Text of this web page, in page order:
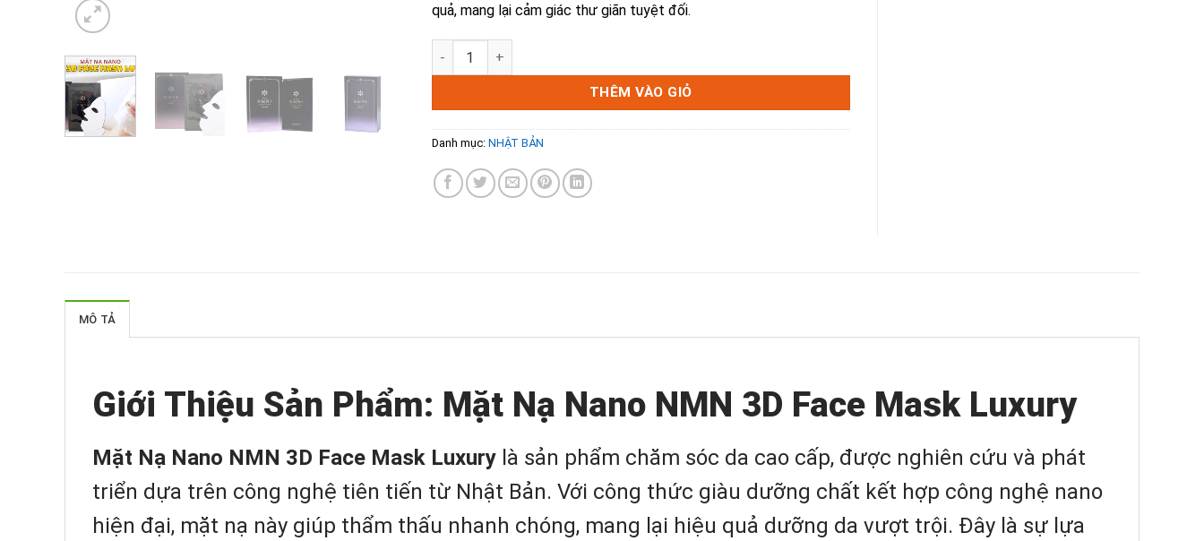
quả, mang lại cảm giác thư giãn tuyệt đối.
MẶT NẠ NANO NMN 3D FACE MASK LUXURY (8 Miếng) - GIẢI PHÁP DƯỠNG DA CAO CẤP số lượng
THÊM VÀO GIỎ
Danh mục: NHẬT BẢN
MÔ TẢ
Giới Thiệu Sản Phẩm: Mặt Nạ Nano NMN 3D Face Mask Luxury
Mặt Nạ Nano NMN 3D Face Mask Luxury là sản phẩm chăm sóc da cao cấp, được nghiên cứu và phát
triển dựa trên công nghệ tiên tiến từ Nhật Bản. Với công thức giàu dưỡng chất kết hợp công nghệ nano
hiện đại, mặt nạ này giúp thẩm thấu nhanh chóng, mang lại hiệu quả dưỡng da vượt trội. Đây là sự lựa